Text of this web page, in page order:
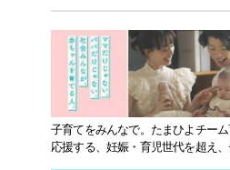
子育てをみんなで。たまひよチー
応援する、妊娠・育児世代を超え